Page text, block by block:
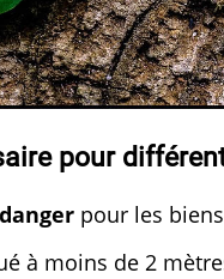
pour
danger pour les
à moins de 2